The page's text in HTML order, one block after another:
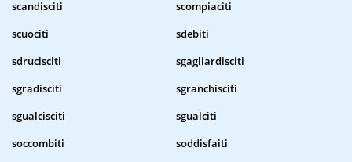
scandisciti
scompiaciti
scuociti
sdebiti
sdrucisciti
sgagliardisciti
sgradisciti
sgranchisciti
sgualcisciti
sgualciti
soccombiti
soddisfaiti